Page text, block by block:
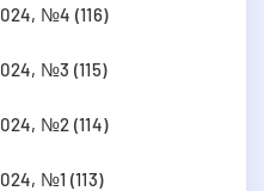
№4 (116)
№3 (115)
№2 (114)
№1 (113)